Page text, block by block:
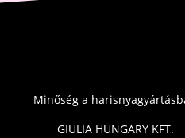
Minőség a
GIULIA HUNGARY KFT.